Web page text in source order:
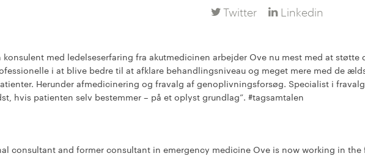
Twitter Linkedin
konsulent med ledelseserfaring fra akutmedicinen arbejder Ove nu mest med at støtte
i at blive bedre til at afklare behandlingsniveau og meget mere med de
Herunder afmedicinering og fravalg af genoplivningsforsøg. Specialist i
hvis patienten selv bestemmer – på et oplyst grundlag”. #tagsamtalen
consultant and former consultant in emergency medicine Ove is now working in